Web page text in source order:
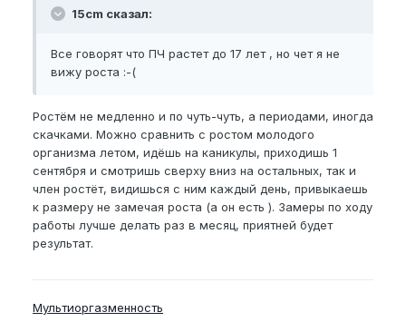
15cm сказал:
Все говорят что ПЧ растет до 17 лет , но чет я не
вижу роста :-(
Ростём не медленно и по чуть-чуть, а периодами, иногда
скачками. Можно сравнить с ростом молодого
организма летом, идёшь на каникулы, приходишь 1
сентября и смотришь сверху вниз на остальных, так и
член ростёт, видишься с ним каждый день, привыкаешь
к размеру не замечая роста (а он есть ). Замеры по ходу
работы лучше делать раз в месяц, приятней будет
результат.
Мультиоргазменность